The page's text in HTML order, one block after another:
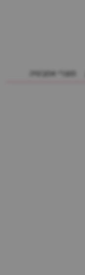
מוצרי אמבטיה